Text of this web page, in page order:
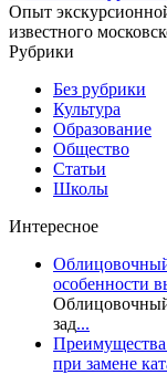
Опыт
известного
Рубрики
Без рубрики
Культура
Образование
Общество
Статьи
Школы
Интересное
особенности
зад...
при замене